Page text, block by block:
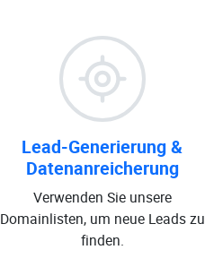
Lead-Generierung &
Datenanreicherung
Verwenden Sie unsere
Domainlisten, um neue Leads zu
finden.